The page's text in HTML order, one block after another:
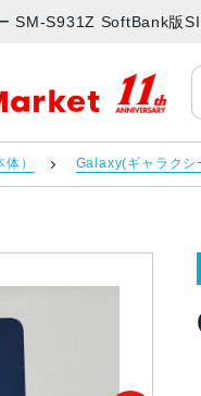
SM-S931Z SoftBank版
） Galaxy(ギャラクシ